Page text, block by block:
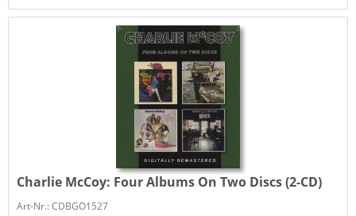
Charlie McCoy: Four Albums On Two Discs (2-CD)
Art-Nr.: CDBGO1527